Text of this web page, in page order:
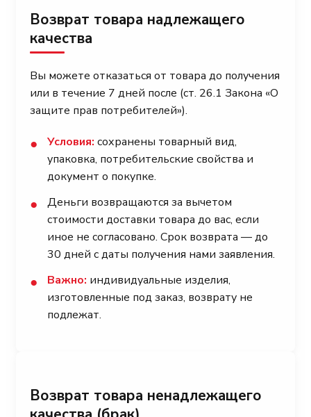
Возврат товара надлежащего
качества
Вы можете отказаться от товара до получения
или в течение 7 дней после (ст. 26.1 Закона «О
защите прав потребителей»).
● Условия: сохранены товарный вид,
упаковка, потребительские свойства и
документ о покупке.
●
Деньги возвращаются за вычетом
стоимости доставки товара до вас, если
иное не согласовано. Срок возврата — до
30 дней с даты получения нами заявления.
● Важно: индивидуальные изделия,
изготовленные под заказ, возврату не
подлежат.
Возврат товара ненадлежащего